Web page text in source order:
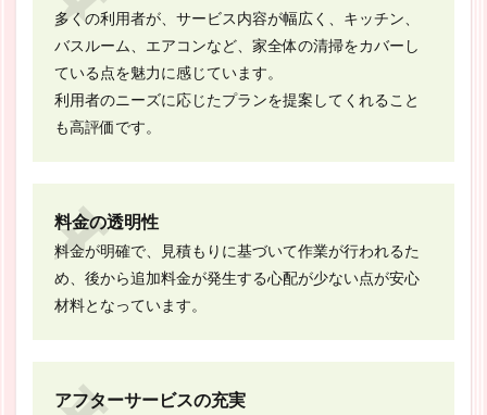
多くの利用者が、サービス内容が幅広く、キッチン、
バスルーム、エアコンなど、家全体の清掃をカバーし
ている点を魅力に感じています。
利用者のニーズに応じたプランを提案してくれること
も高評価です。
料金の透明性
料金が明確で、見積もりに基づいて作業が行われるた
め、後から追加料金が発生する心配が少ない点が安心
材料となっています。
アフターサービスの充実